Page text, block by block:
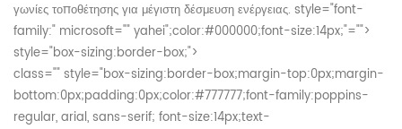
γωνίες τοποθέτησης για μέγιστη δέσμευση ενέργειας. style="font-
family:" microsoft="" yahei";color:#000000;font-size:14px;"="">
style="box-sizing:border-box;">
class="" style="box-sizing:border-box;margin-top:0px;margin-
bottom:0px;padding:0px;color:#777777;font-family:poppins-
regular, arial, sans-serif; font-size:14px;text-